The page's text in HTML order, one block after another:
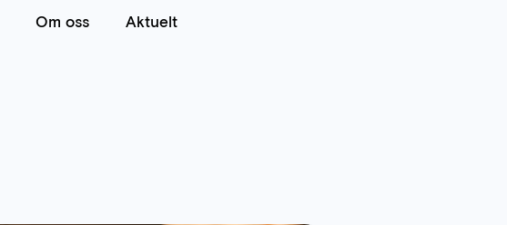
Om oss Aktuelt